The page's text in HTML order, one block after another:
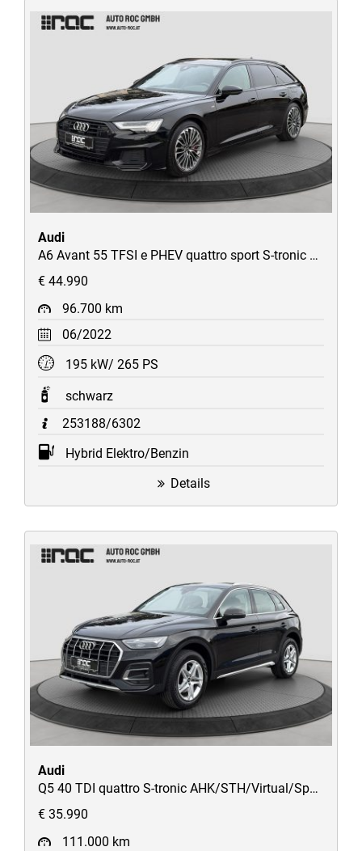
Audi
A6 Avant 55 TFSI e PHEV quattro sport S-tronic S-Line 360°/HD-Matrix/Pano/HUD/AHK/Virtual/uvm
€ 44.990
96.700 km
06/2022
195 kW/ 265 PS
schwarz
253188/6302
Hybrid Elektro/Benzin
Details
Audi
Q5 40 TDI quattro S-tronic AHK/STH/Virtual/Sportsitze/uvm
€ 35.990
111.000 km